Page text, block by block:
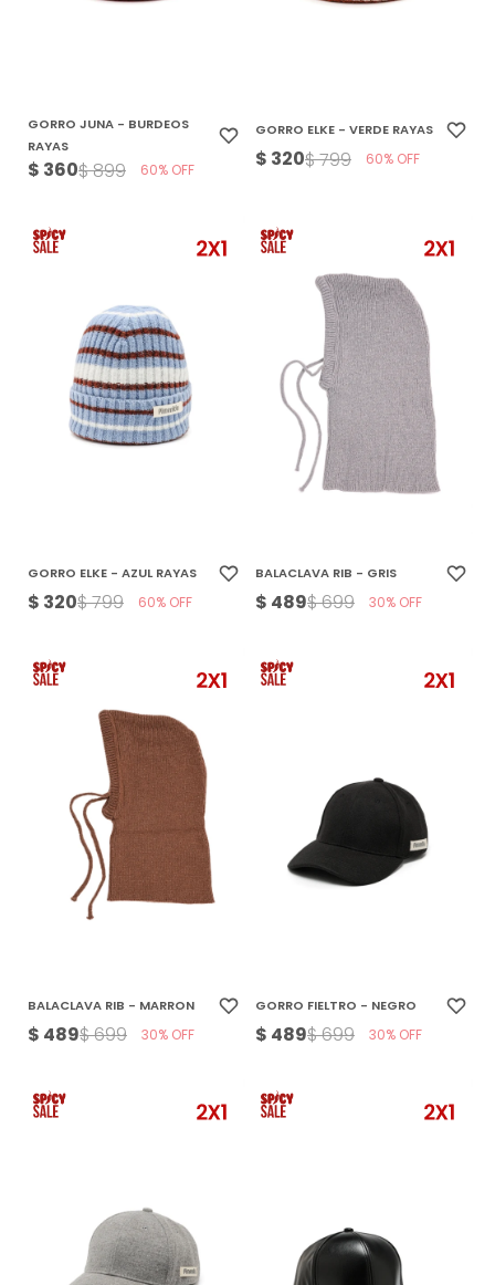
GORRO JUNA - BURDEOS
RAYAS
$ 360$899 60
GORRO ELKE - VERDE RAYAS
$ 320$799 60
GORRO ELKE - AZUL RAYAS
$ 320$799 60
BALACLAVA RIB - GRIS
$ 489$699 30
BALACLAVA RIB - MARRON
$ 489$699 30
GORRO FIELTRO - NEGRO
$ 489$699 30